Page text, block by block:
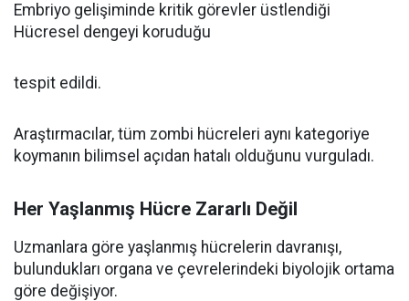
Embriyo gelişiminde kritik görevler üstlendiği
Hücresel dengeyi koruduğu
tespit edildi.
Araştırmacılar, tüm zombi hücreleri aynı kategoriye
koymanın bilimsel açıdan hatalı olduğunu vurguladı.
Her Yaşlanmış Hücre Zararlı Değil
Uzmanlara göre yaşlanmış hücrelerin davranışı,
bulundukları organa ve çevrelerindeki biyolojik ortama
göre değişiyor.